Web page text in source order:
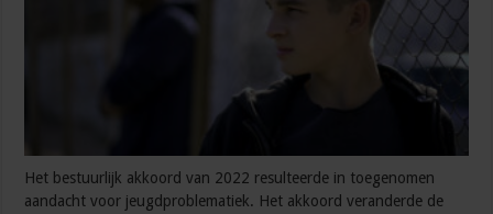
Het bestuurlijk akkoord van 2022 resulteerde in toegenomen
aandacht voor jeugdproblematiek. Het akkoord veranderde de